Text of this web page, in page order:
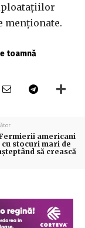
menţionate.
toamnă
americani
cu stocuri mari de
să crească